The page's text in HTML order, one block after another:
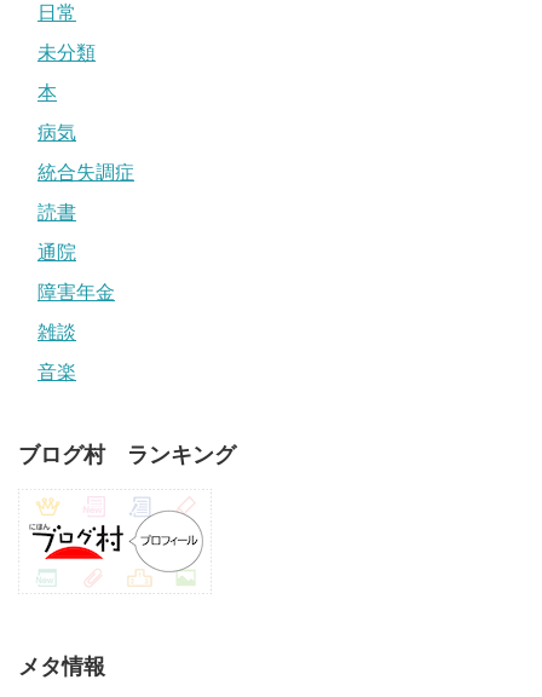
日常
未分類
本
病気
統合失調症
読書
通院
障害年金
雑談
音楽
ブログ村 ランキング
メタ情報